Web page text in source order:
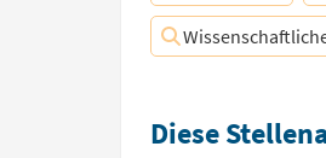
Diese